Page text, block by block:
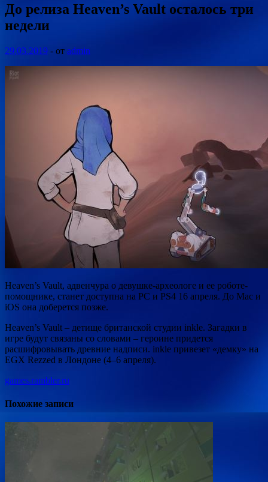
До релиза Heaven’s Vault осталось три
недели
29.03.2019 - от admin
Heaven’s Vault, адвенчура о девушке-археологе и ее роботе-
помощнике, станет доступна на PC и PS4 16 апреля. До Mac и
iOS она доберется позже.
Heaven’s Vault – детище британской студии inkle. Загадки в
игре будут связаны со словами – героине придется
расшифровывать древние надписи. inkle привезет «демку» на
EGX Rezzed в Лондоне (4–6 апреля).
games.rambler.ru
Похожие записи